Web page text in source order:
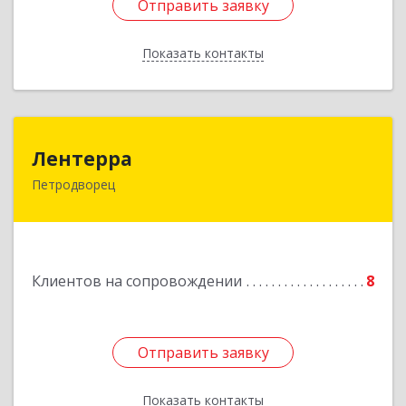
Отправить заявку
Показать контакты
Отправить заявку
Назад
Лентерра
Петродворец
Клиентов на сопровождении 8
Отправить заявку
Показать контакты
198517, Санкт-Петербург, Петергоф г,
Отправить заявку
Назад